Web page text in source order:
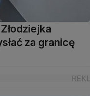
za granicę